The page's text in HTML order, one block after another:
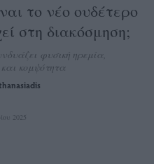
το νέο ουδέτερο
στη διακόσμηση;
φυσική ηρεμία,
κομψότητα
2025